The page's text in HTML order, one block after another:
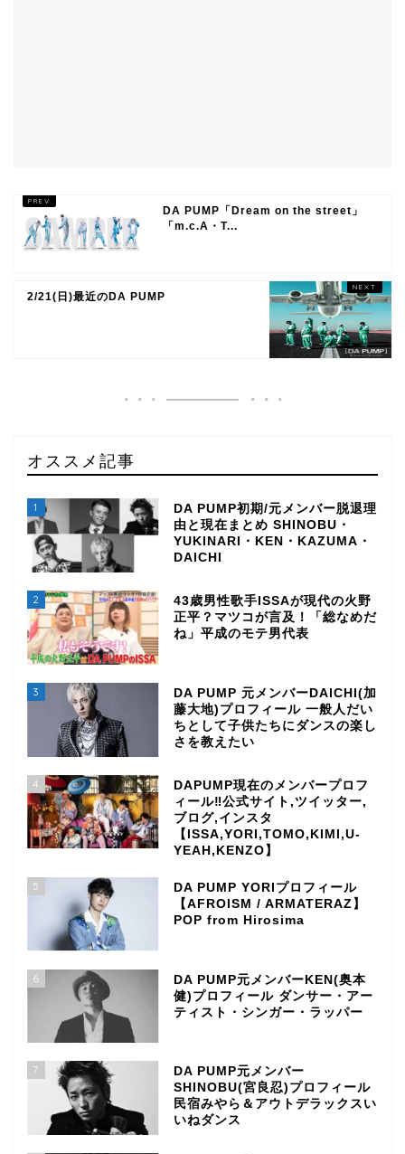
DA PUMP「Dream on the street」
「m.c.A・T...
2/21(日)最近のDA PUMP
オススメ記事
1
DA PUMP初期/元メンバー脱退理
由と現在まとめ SHINOBU・
YUKINARI・KEN・KAZUMA・
DAICHI
2
43歳男性歌手ISSAが現代の火野
正平？マツコが言及！「総なめだ
ね」平成のモテ男代表
3
DA PUMP 元メンバーDAICHI(加
藤大地)プロフィール 一般人だい
ちとして子供たちにダンスの楽し
さを教えたい
4
DAPUMP現在のメンバープロフ
ィール‼公式サイト,ツイッター,
ブログ,インスタ
【ISSA,YORI,TOMO,KIMI,U-
YEAH,KENZO】
5
DA PUMP YORIプロフィール
【AFROISM / ARMATERAZ】
POP from Hirosima
6
DA PUMP元メンバーKEN(奥本
健)プロフィール ダンサー・アー
ティスト・シンガー・ラッパー
7
DA PUMP元メンバー
SHINOBU(宮良忍)プロフィール
民宿みやら＆アウトデラックスい
いねダンス